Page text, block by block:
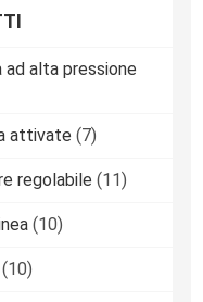
ad alta pressione
attivate (7)
regolabile (11)
(10)
(10)